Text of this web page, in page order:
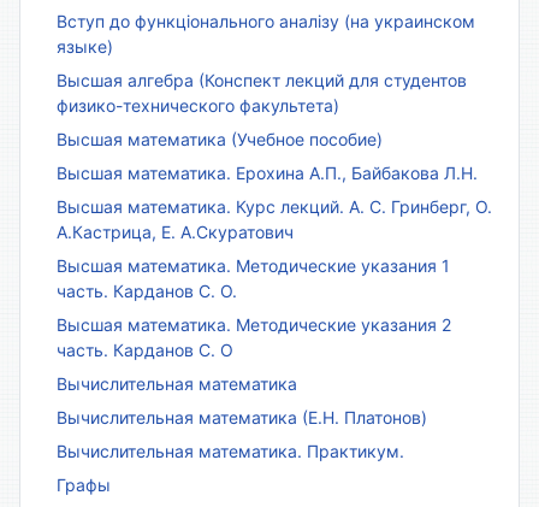
Вступ до функціонального аналізу (на украинском
языке)
Высшая алгебра (Конспект лекций для студентов
физико-технического факультета)
Высшая математика (Учебное пособие)
Высшая математика. Ерохина А.П., Байбакова Л.Н.
Высшая математика. Курс лекций. А. С. Гринберг, О.
А.Кастрица, Е. А.Скуратович
Высшая математика. Методические указания 1
часть. Карданов С. О.
Высшая математика. Методические указания 2
часть. Карданов С. О
Вычислительная математика
Вычислительная математика (Е.Н. Платонов)
Вычислительная математика. Практикум.
Графы